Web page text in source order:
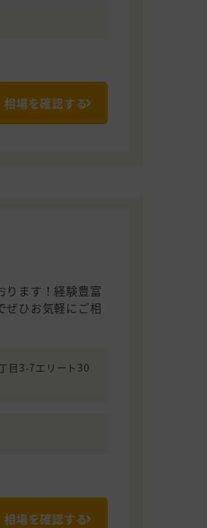
相場を確認する
ります！経験豊富
ぜひお気軽にご相
目3-7エリート30
相場を確認する